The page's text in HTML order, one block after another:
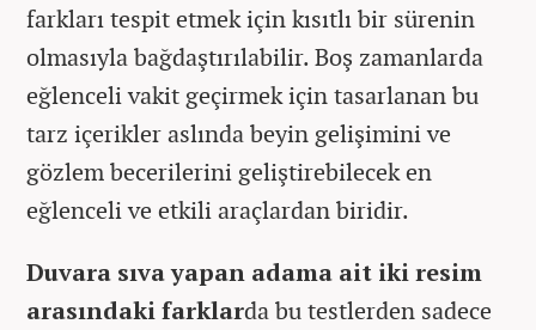
farkları tespit etmek için kısıtlı bir sürenin
olmasıyla bağdaştırılabilir. Boş zamanlarda
eğlenceli vakit geçirmek için tasarlanan bu
tarz içerikler aslında beyin gelişimini ve
gözlem becerilerini geliştirebilecek en
eğlenceli ve etkili araçlardan biridir.
Duvara sıva yapan adama ait iki resim
arasındaki farklarda bu testlerden sadece